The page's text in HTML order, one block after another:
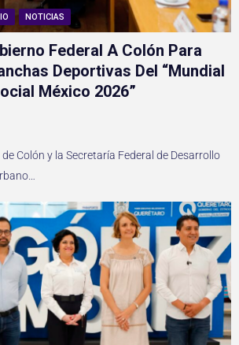
NOTICIAS
Federal A Colón Para
Deportivas Del “Mundial
México 2026”
Colón y la Secretaría Federal de Desarrollo